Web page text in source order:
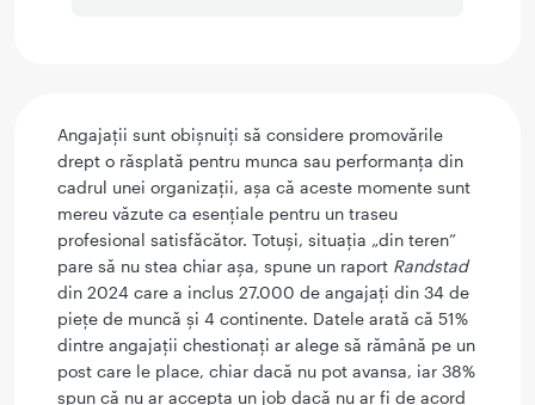
Angajații sunt obișnuiți să considere promovările
drept o răsplată pentru munca sau performanța din
cadrul unei organizații, așa că aceste momente sunt
mereu văzute ca esențiale pentru un traseu
profesional satisfăcător. Totuși, situația „din teren”
pare să nu stea chiar așa, spune un raport Randstad
din 2024 care a inclus 27.000 de angajați din 34 de
piețe de muncă și 4 continente. Datele arată că 51%
dintre angajații chestionați ar alege să rămână pe un
post care le place, chiar dacă nu pot avansa, iar 38%
spun că nu ar accepta un job dacă nu ar fi de acord